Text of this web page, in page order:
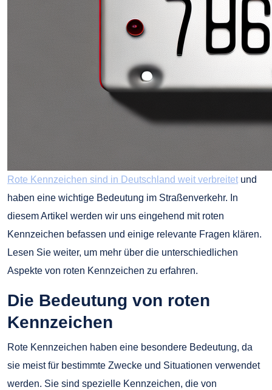
Rote Kennzeichen sind in Deutschland weit verbreitet und
haben eine wichtige Bedeutung im Straßenverkehr. In
diesem Artikel werden wir uns eingehend mit roten
Kennzeichen befassen und einige relevante Fragen klären.
Lesen Sie weiter, um mehr über die unterschiedlichen
Aspekte von roten Kennzeichen zu erfahren.
Die Bedeutung von roten
Kennzeichen
Rote Kennzeichen haben eine besondere Bedeutung, da
sie meist für bestimmte Zwecke und Situationen verwendet
werden. Sie sind spezielle Kennzeichen, die von